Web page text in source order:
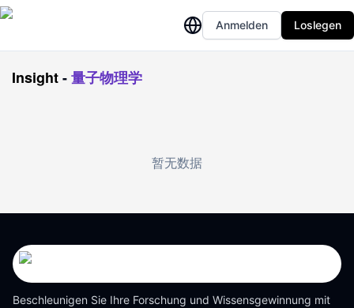
Anmelden Loslegen
Insight-量子物理学
暂无数据
Beschleunigen Sie Ihre Forschung und Wissensgewinnung mit